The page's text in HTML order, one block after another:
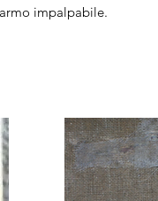
impalpabile.